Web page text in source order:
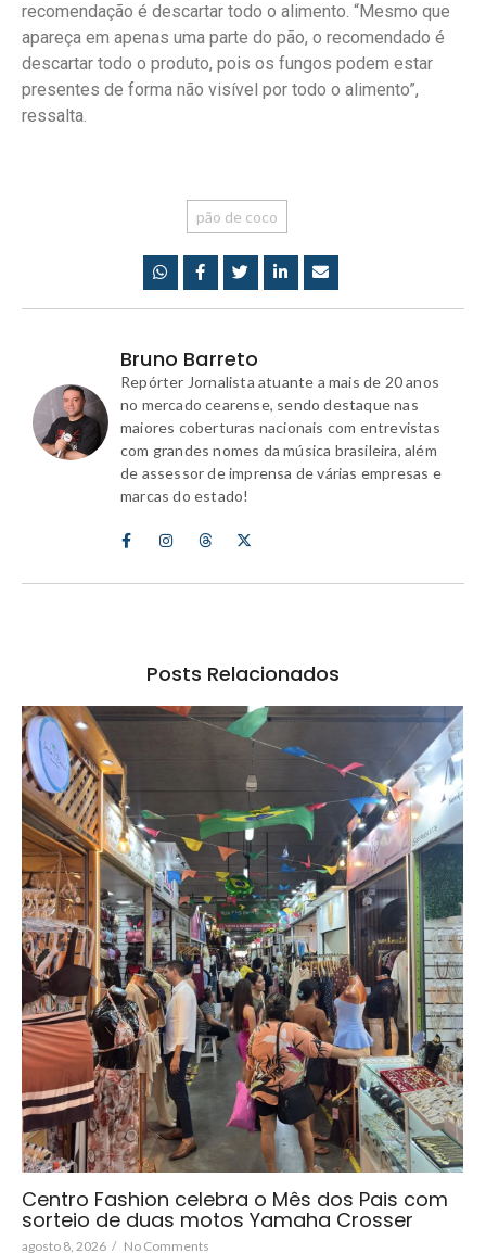
recomendação é descartar todo o alimento. “Mesmo que
apareça em apenas uma parte do pão, o recomendado é
descartar todo o produto, pois os fungos podem estar
presentes de forma não visível por todo o alimento”,
ressalta.
pão de coco
Bruno Barreto
Repórter Jornalista atuante a mais de 20 anos
no mercado cearense, sendo destaque nas
maiores coberturas nacionais com entrevistas
com grandes nomes da música brasileira, além
de assessor de imprensa de várias empresas e
marcas do estado!
Posts Relacionados
Centro Fashion celebra o Mês dos Pais com
sorteio de duas motos Yamaha Crosser
agosto 8, 2026 / No Comments